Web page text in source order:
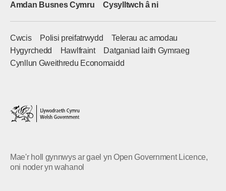
Amdan Busnes Cymru Cysylltwch â ni
Cwcis Polisi preifatrwydd
Telerau ac amodau
Hygyrchedd
Hawlfraint
Datganiad Iaith Gymraeg
Cynllun Gweithredu Economaidd
Mae'r holl gynnwys ar gael yn Open Government Licence,
oni noder yn wahanol